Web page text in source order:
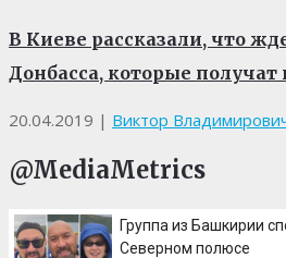
В Киеве рассказали, что
Донбасса, которые получат
20.04.2019 | Виктор
@MediaMetrics
Группа из Башкирии
Северном полюсе